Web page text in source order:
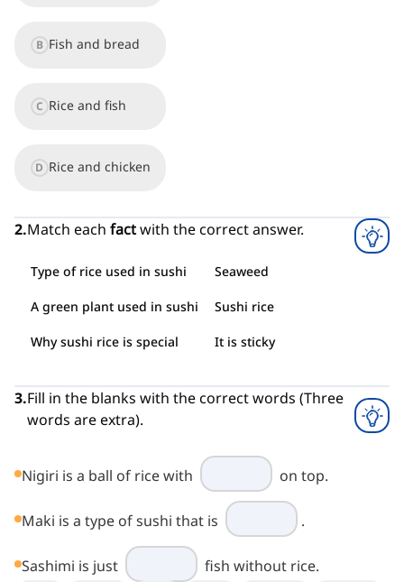
B Fish and bread
C Rice and fish
D Rice and chicken
2.Match each factwith the correct answer.
Type of rice used in sushi
A green plant used in sushi
Why sushi rice is special
Seaweed
Sushi rice
It is sticky
3.Fill in the blanks with the correct words (Three
words are extra).
Nigiri is a ball of rice with on top.
Maki is a type of sushi that is .
Sashimi is just fish without rice.